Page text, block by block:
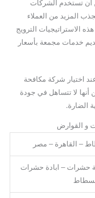
أن تستخدم الشركات
المزيد من العملاء
الاستراتيجيات الترويج
خدمات مجمعة بأسعار
اختيار شركة مكافحة
لا تتساهل في جودة
الضارة.
و القوارض
– القاهرة – مصر
حشرات – ابادة حشرات